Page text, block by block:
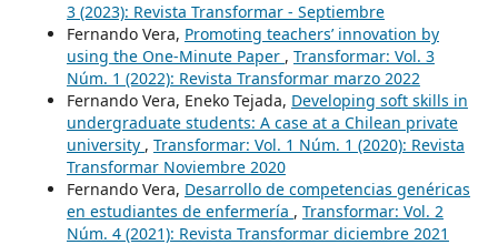
3 (2023): Revista Transformar - Septiembre
Fernando Vera, Promoting teachers’ innovation by
using the One-Minute Paper , Transformar: Vol. 3
Núm. 1 (2022): Revista Transformar marzo 2022
Fernando Vera, Eneko Tejada, Developing soft skills in
undergraduate students: A case at a Chilean private
university , Transformar: Vol. 1 Núm. 1 (2020): Revista
Transformar Noviembre 2020
Fernando Vera, Desarrollo de competencias genéricas
en estudiantes de enfermería , Transformar: Vol. 2
Núm. 4 (2021): Revista Transformar diciembre 2021